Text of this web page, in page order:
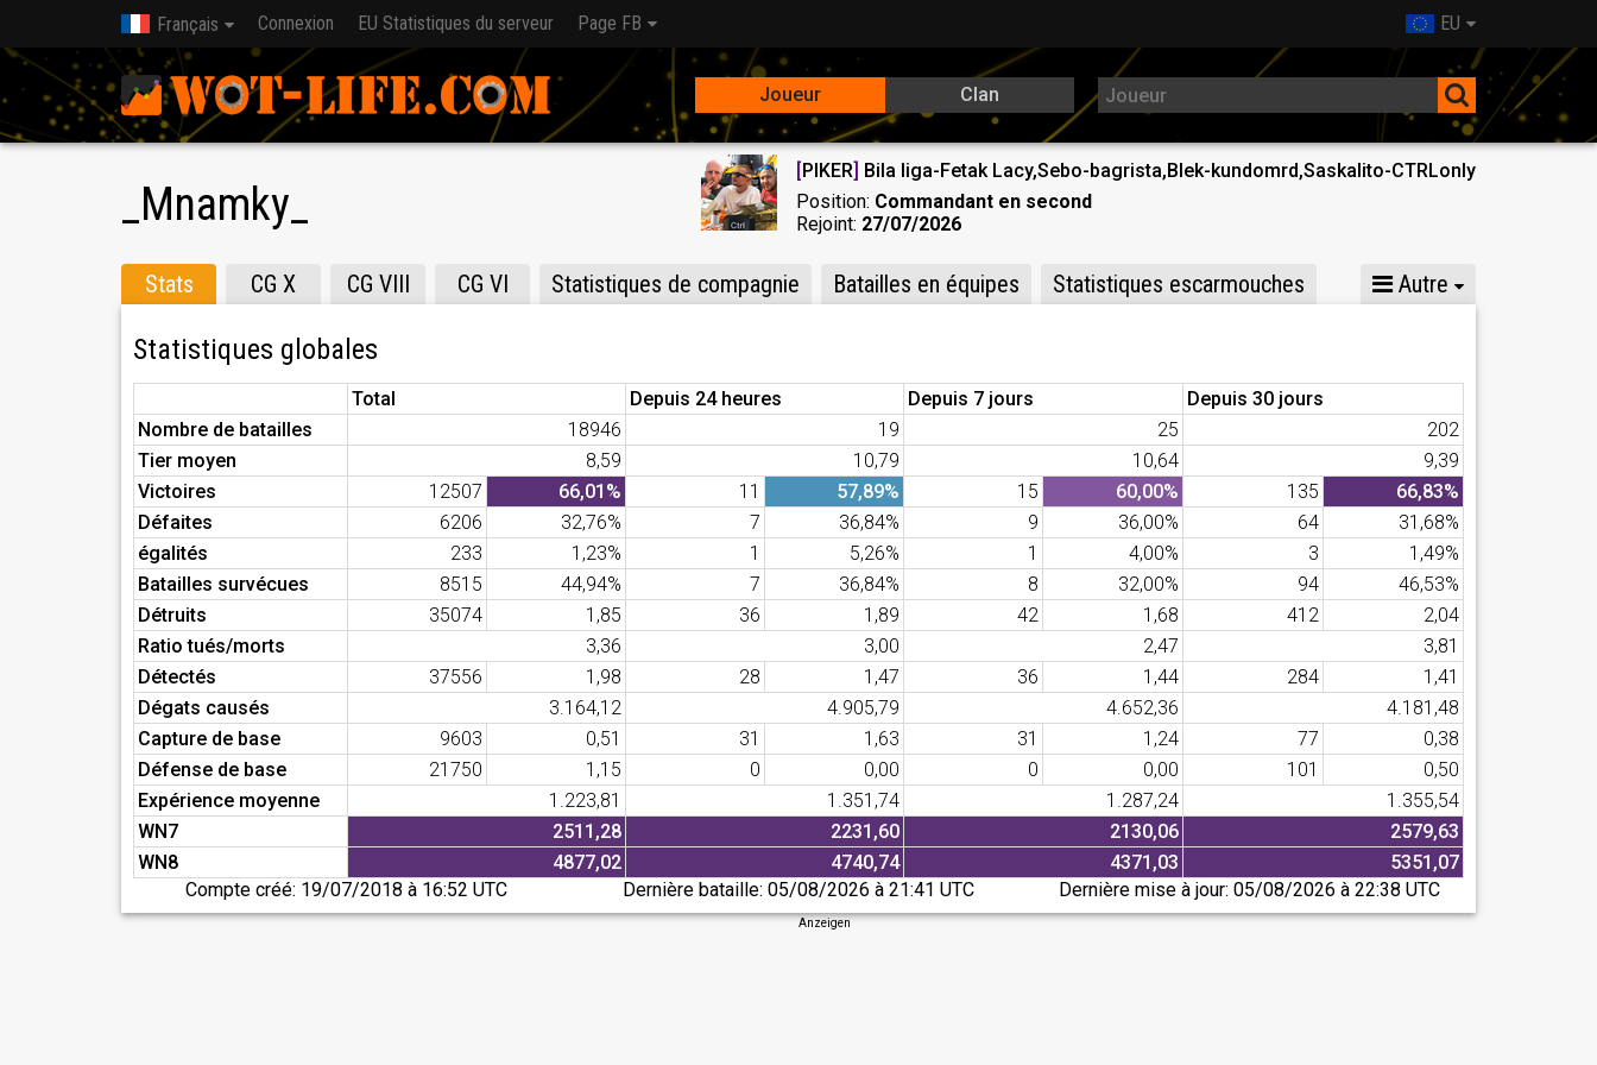
Français EU
Connexion EU Statistiques du serveur Page FB
Joueur Clan
_Mnamky_
[PIKER] Bila liga-Fetak Lacy,Sebo-bagrista,Blek-kundomrd,Saskalito-CTRLonly
Position: Commandant en second
Rejoint: 27/07/2026
Stats CG X CG VIII CG VI Statistiques de compagnie Batailles en équipes Statistiques escarmouches Autre
Statistiques globales
Total Depuis 24 heures Depuis 7 jours
Depuis 30 jours
Nombre de batailles
18946 19 25
202
Tier moyen
8,59 10,79 10,64
9,39
Victoires
12507 66,01% 11 57,89% 15 60,00% 135
66,83%
Défaites
6206 32,76% 7 36,84% 9 36,00% 64
31,68%
égalités
233 1,23% 1 5,26% 1 4,00% 3
1,49%
Batailles survécues
8515 44,94% 7 36,84% 8 32,00% 94
46,53%
Détruits
35074 1,85 36 1,89 42 1,68 412
2,04
Ratio tués/morts
3,36 3,00 2,47
3,81
Détectés
37556 1,98 28 1,47 36 1,44 284
1,41
Dégats causés
3.164,12 4.905,79 4.652,36
4.181,48
Capture de base
9603 0,51 31 1,63 31 1,24 77
0,38
Défense de base
21750 1,15 0 0,00 0 0,00 101
0,50
Expérience moyenne
1.223,81 1.351,74 1.287,24
1.355,54
WN7
2511,28 2231,60 2130,06
2579,63
WN8
4877,02 4740,74 4371,03
5351,07
Compte créé: 19/07/2018 à 16:52 UTC Dernière bataille: 05/08/2026 à 21:41 UTC Dernière mise à jour:05/08/2026 à 22:38 UTC
Anzeigen